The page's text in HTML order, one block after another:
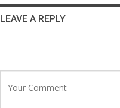
LEAVE A REPLY